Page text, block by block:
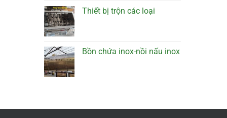
Thiết bị trộn các loại
Bồn chứa inox-nồi nấu inox